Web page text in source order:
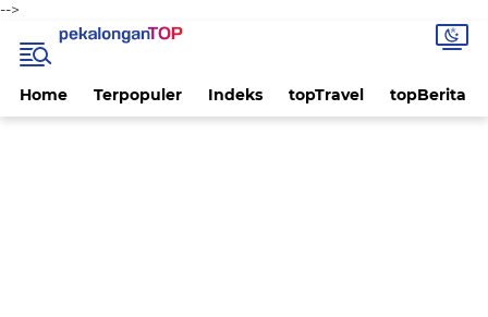
-->
Home Terpopuler Indeks topTravel topBerita